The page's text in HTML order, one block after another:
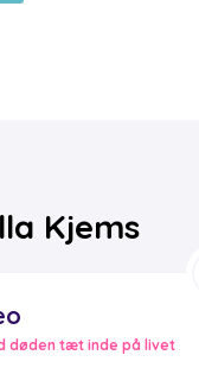
Kjems
døden tæt inde på livet